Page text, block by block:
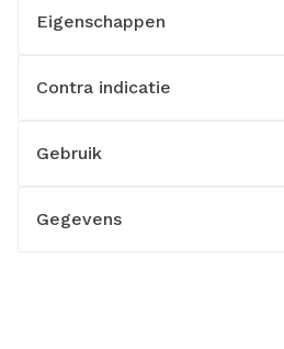
Eigenschappen
Contra indicatie
Gebruik
Gegevens